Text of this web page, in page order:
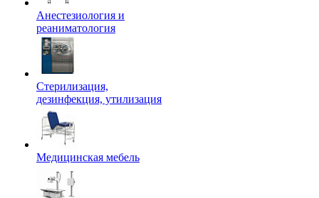
Анестезиология и
реаниматология
Стерилизация,
дезинфекция, утилизация
Медицинская мебель